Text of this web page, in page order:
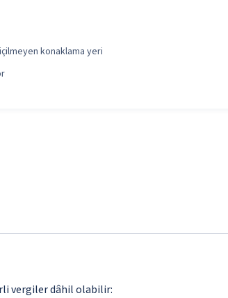
konaklama yeri
vergiler dâhil olabilir: